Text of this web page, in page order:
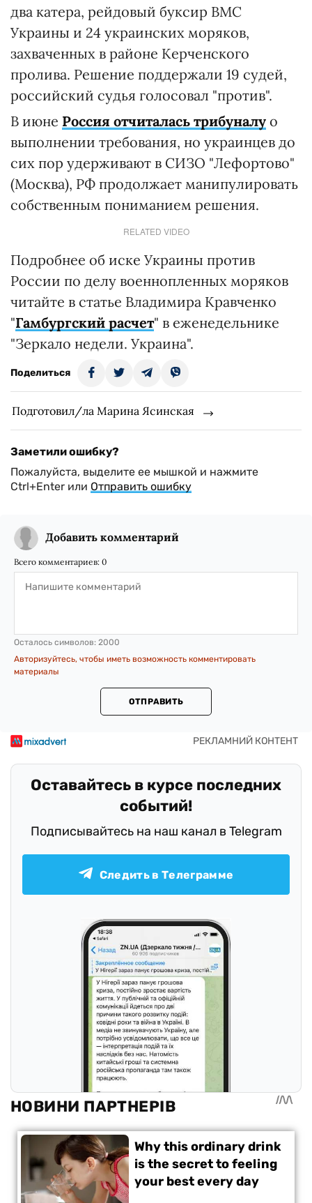
два катера, рейдовый буксир ВМС
Украины и 24 украинских моряков,
захваченных в районе Керченского
пролива. Решение поддержали 19 судей,
российский судья голосовал "против".
В июне Россия отчиталась трибуналу о
выполнении требования, но украинцев до
сих пор удерживают в СИЗО "Лефортово"
(Москва), РФ продолжает манипулировать
собственным пониманием решения.
RELATED VIDEO
Подробнее об иске Украины против
России по делу военнопленных моряков
читайте в статье Владимира Кравченко
"Гамбургский расчет" в еженедельнике
"Зеркало недели. Украина".
Поделиться
Подготовил/ла Марина Ясинская
Заметили ошибку?
Пожалуйста, выделите ее мышкой и нажмите
Ctrl+Enter или Отправить ошибку
Добавить комментарий
Всего комментариев: 0
Осталось символов: 2000
Авторизуйтесь, чтобы иметь возможность комментировать
материалы
ОТПРАВИТЬ
Оставайтесь в курсе последних
событий!
Подписывайтесь на наш канал в Telegram
Следить в Телеграмме